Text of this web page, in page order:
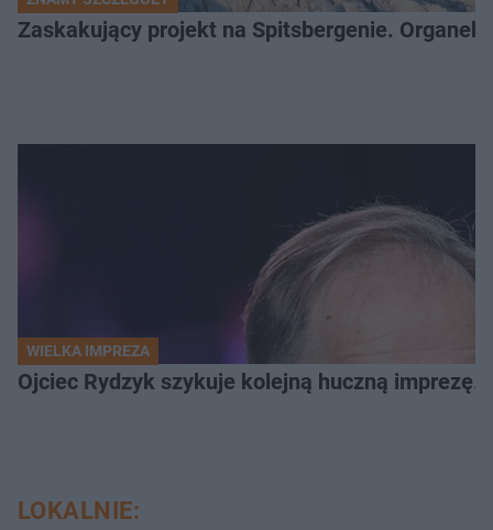
Zaskakujący projekt na Spitsbergenie.
WIELKA IMPREZA
Ojciec Rydzyk szykuje kolejną huczną imprezę.
LOKALNIE: